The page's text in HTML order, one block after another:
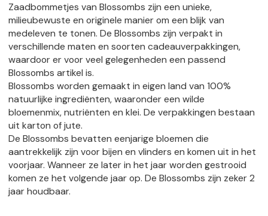
Zaadbommetjes van Blossombs zijn een unieke,
milieubewuste en originele manier om een blijk van
medeleven te tonen. De Blossombs zijn verpakt in
verschillende maten en soorten cadeauverpakkingen,
waardoor er voor veel gelegenheden een passend
Blossombs artikel is.
Blossombs worden gemaakt in eigen land van 100%
natuurlijke ingrediënten, waaronder een wilde
bloemenmix, nutriënten en klei. De verpakkingen bestaan
uit karton of jute.
De Blossombs bevatten eenjarige bloemen die
aantrekkelijk zijn voor bijen en vlinders en komen uit in het
voorjaar. Wanneer ze later in het jaar worden gestrooid
komen ze het volgende jaar op. De Blossombs zijn zeker 2
jaar houdbaar.